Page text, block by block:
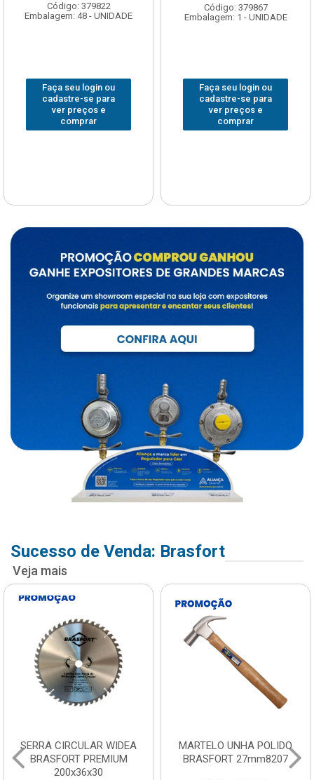
Código: 379822
Embalagem: 48 - UNIDADE
Faça seu login ou
cadastre-se para
ver preços e
comprar
Código: 379867
Embalagem: 1 - UNIDADE
Faça seu login ou
cadastre-se para
ver preços e
comprar
Sucesso de Venda: Brasfort
Veja mais
SERRA CIRCULAR WIDEA
BRASFORT PREMIUM
200x36x30
MARTELO UNHA POLIDO
BRASFORT 27mm8207